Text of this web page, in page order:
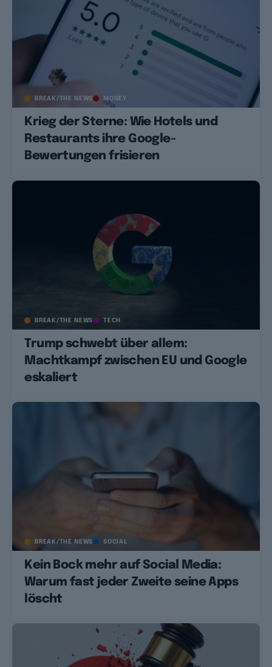
BREAK/THE NEWS MONEY
Krieg der Sterne: Wie Hotels und
Restaurants ihre Google-
Bewertungen frisieren
BREAK/THE NEWS TECH
Trump schwebt über allem:
Machtkampf zwischen EU und Google
eskaliert
BREAK/THE NEWS SOCIAL
Kein Bock mehr auf Social Media:
Warum fast jeder Zweite seine Apps
löscht